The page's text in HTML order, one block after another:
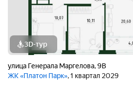
3D-тур
улица Генерала Маргелова,9В
ЖК «Платон Парк», 1 квартал 2029